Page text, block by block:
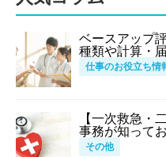
ベースアップ
種類や計算・
仕事のお役立ち情
【一次救急・
事務が知って
その他